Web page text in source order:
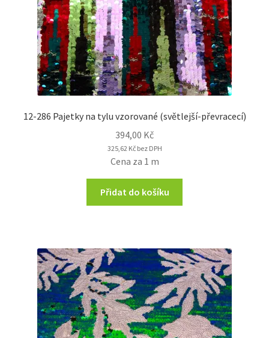
12-286 Pajetky na tylu vzorované (světlejší-převracecí)
394,00 Kč
325,62 Kčbez DPH
Cena za 1 m
Přidat do košíku